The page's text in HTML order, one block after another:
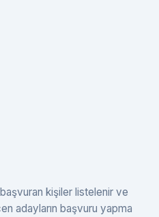
kişiler listelenir ve
adayların başvuru yapma